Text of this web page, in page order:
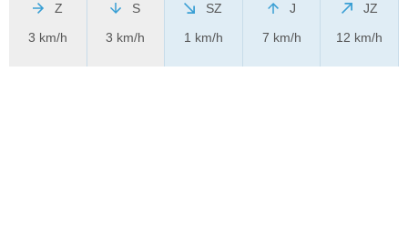
Z
3 km/h
S
3 km/h
SZ
1 km/h
J
7 km/h
JZ
12 km/h